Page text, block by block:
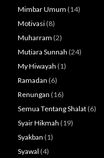
Mimbar Umum (14)
Motivasi (8)
Muharram (2)
Mutiara Sunnah (24)
My Hiwayah (1)
Ramadan (6)
Renungan (16)
Semua Tentang Shalat (6)
Syair Hikmah (19)
Syakban (1)
Syawal (4)